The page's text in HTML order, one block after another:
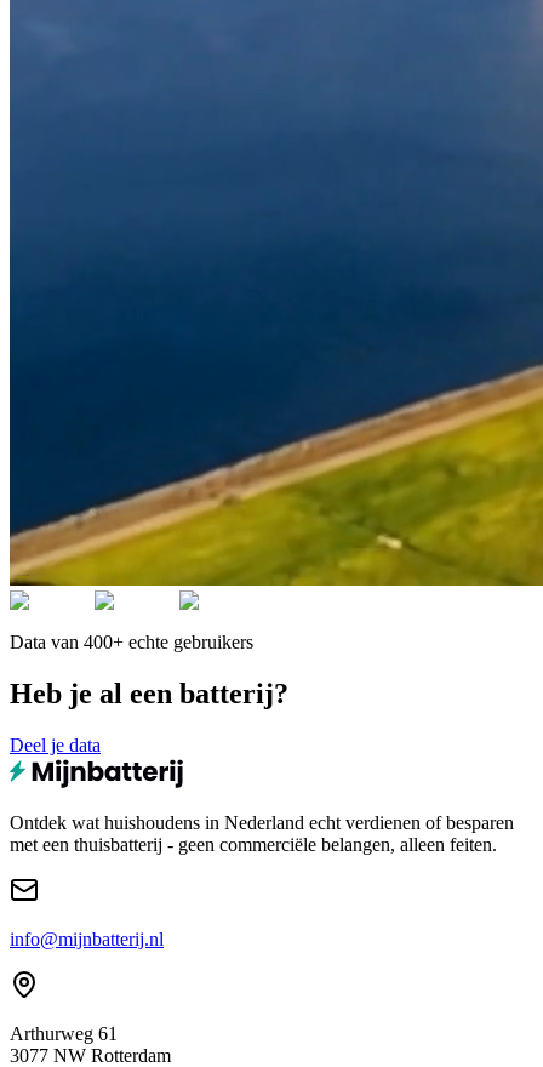
Data van 400+ echte gebruikers
Heb je al een batterij?
Deel je data
Ontdek wat huishoudens in Nederland echt verdienen of besparen
met een thuisbatterij - geen commerciële belangen, alleen feiten.
info@mijnbatterij.nl
Arthurweg 61
3077 NW Rotterdam